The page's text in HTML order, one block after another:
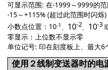
可显示范围: 在-1999～9999的
-15～+115% (超过此范围时闪烁)
小数点位置：10-1 、 10-2、 10-3
零显示：上位数不显示零
单位记号: 印在刻度板上、最大6
使用２线制变送器时的电